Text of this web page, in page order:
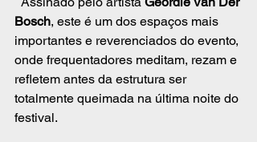
Bosch, este é um dos espaços mais
importantes e reverenciados do evento,
onde frequentadores meditam, rezam e
refletem antes da estrutura ser
totalmente queimada na última noite do
festival.